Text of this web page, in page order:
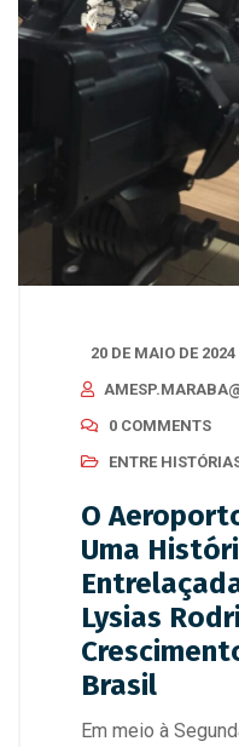
20 DE MAIO DE 2024
0 COMMENTS
ENTRE
O
Uma
Lysias
Brasil
Em meio à